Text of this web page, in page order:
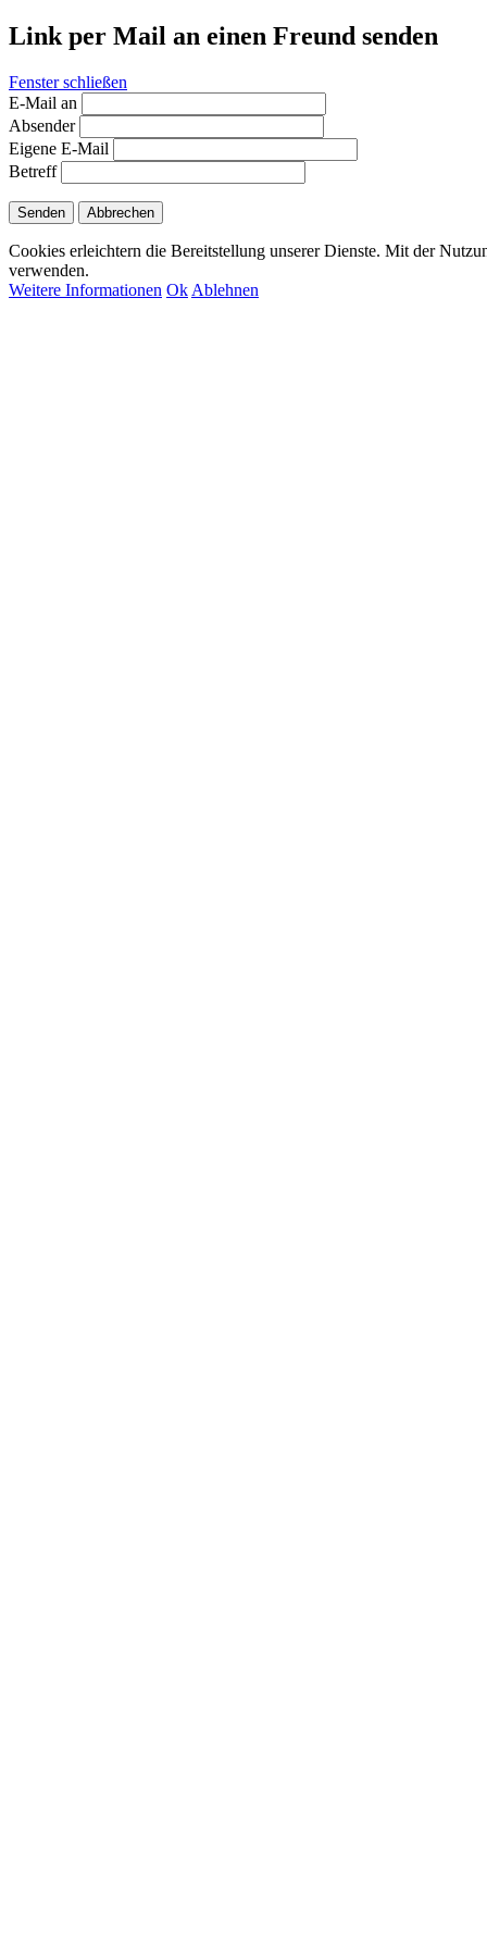
Link per Mail an einen Freund senden
Fenster schließen
E-Mail an
Absender
Eigene E-Mail
Betreff
Senden Abbrechen
Cookies erleichtern die Bereitstellung unserer Dienste. Mit der
verwenden.
Weitere Informationen Ok Ablehnen